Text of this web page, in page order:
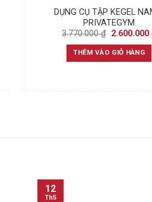
DỤNG CỤ TẬP KEGEL
PRIVATEGYM
3.770.000₫ Original
was:
3.770.000 ₫.
2.600.000
THÊM VÀO GIỎ HÀNG
12
Th5